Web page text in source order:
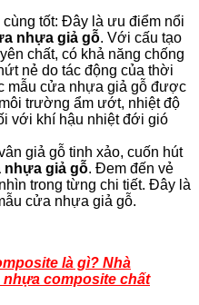
tốt: Đây là ưu điểm nổi
nhựa giả gỗ. Với cấu tạo
chất, có khả năng chống
nẻ do tác động của thời
mẫu cửa nhựa giả gỗ được
trường ẩm ướt, nhiệt độ
với khí hậu nhiệt đới gió
giả gỗ tinh xảo, cuốn hút
nhựa giả gỗ. Đem đến vẻ
trong từng chi tiết. Đây là
cửa nhựa giả gỗ.
là gì? Nhà
nhựa composite chất